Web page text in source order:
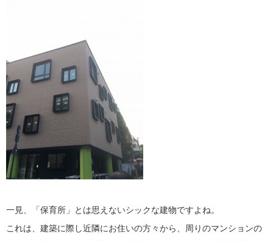
一見、「保育所」とは思えないシックな建物ですよね。
これは、建築に際し近隣にお住いの方々から、周りのマンションの